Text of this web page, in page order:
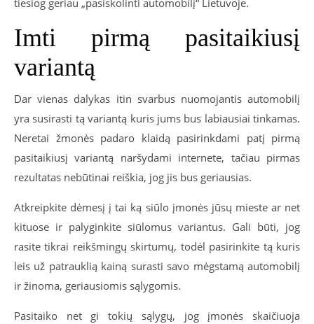
Imti pirmą pasitaikiusį
variantą
Dar vienas dalykas itin svarbus nuomojantis automobilį
yra susirasti tą variantą kuris jums bus labiausiai tinkamas.
Neretai žmonės padaro klaidą pasirinkdami patį pirmą
pasitaikiusį variantą naršydami internete, tačiau pirmas
rezultatas nebūtinai reiškia, jog jis bus geriausias.
Atkreipkite dėmesį į tai ką siūlo įmonės jūsų mieste ar net
kituose ir palyginkite siūlomus variantus. Gali būti, jog
rasite tikrai reikšmingų skirtumų, todėl pasirinkite tą kuris
leis už patrauklią kainą surasti savo mėgstamą automobilį
ir žinoma, geriausiomis sąlygomis.
Pasitaiko net gi tokių sąlygų, jog įmonės skaičiuoja